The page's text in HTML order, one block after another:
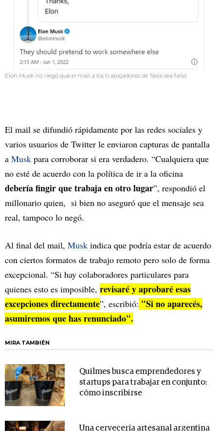
Elon Musk no negó que el mail a los trabajadores de Tesla sea falso
El mail se difundió rápidamente por las redes sociales y
varios usuarios de Twitter le enviaron capturas de pantalla
a Musk para corroborar si era verdadero. “Cualquiera que
no esté de acuerdo con la política de ir a la oficina
debería fingir que trabaja en otro lugar”, respondió el
millonario quien, si bien no aseguró que el mensaje sea
real, tampoco lo negó.
Al final del mail, Musk indica que podría estar de acuerdo
con ciertos formatos de trabajo remoto pero solo de forma
excepcional. “Si hay colaboradores particulares para
quienes esto es imposible, revisaré y aprobaré esas
excepciones directamente”, escribió: "Si no aparecés,
asumiremos que has renunciado".
MIRA TAMBIÉN
Quilmes busca emprendedores y
startups para trabajar en conjunto:
cómo inscribirse
Una cervecería artesanal argentina